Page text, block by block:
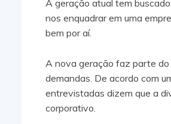
A geração atual tem
nos enquadrar em uma
bem por aí.
A nova geração faz parte
demandas. De acordo com
entrevistadas dizem que a
corporativo.